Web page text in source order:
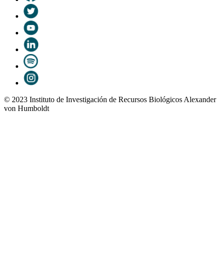
© 2023 Instituto de Investigación de Recursos Biológicos Alexander
von Humboldt